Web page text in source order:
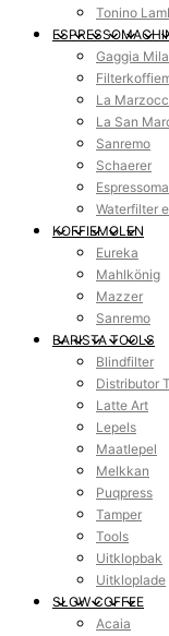
Tonino
Gaggia
La
La San
Sanremo
Schaerer
Waterfilter
KOFFIEMOLEN
Eureka
Mahlkönig
Mazzer
Sanremo
BARISTA TOOLS
Blindfilter
Distributor
Latte Art
Lepels
Maatlepel
Melkkan
Puqpress
Tamper
Tools
Uitklopbak
Uitkloplade
SLOW COFFEE
Acaia